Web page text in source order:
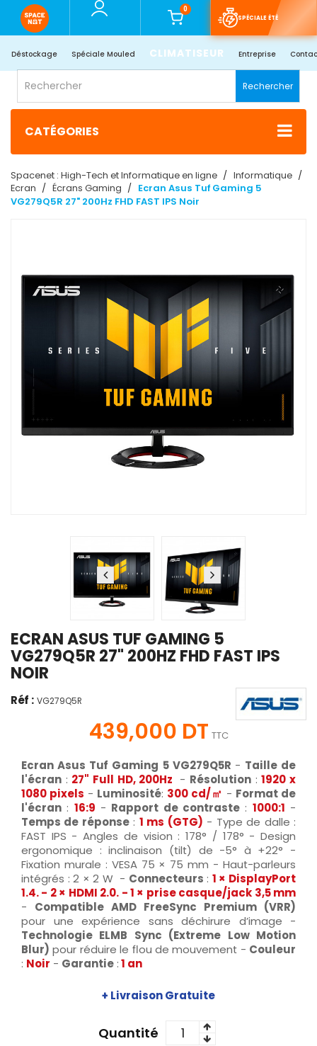
0
SPÉCIALE ÉTÉ
Déstockage Spéciale Mouled CLIMATISEUR Entreprise
Rechercher
CATÉGORIES
Spacenet : High-Tech et Informatique en ligne
Informatique
Ecran
Écrans Gaming
Ecran Asus Tuf Gaming 5
VG279Q5R 27" 200Hz FHD FAST IPS Noir
ECRAN ASUS TUF GAMING 5
VG279Q5R 27" 200HZ FHD FAST IPS
NOIR
Réf : VG279Q5R
439,000 DT TTC
Ecran Asus Tuf Gaming 5 VG279Q5R - Taille de
l'écran : 27" Full HD, 200Hz - Résolution :1920 x
1080 pixels - Luminosité: 300 cd/㎡ - Format de
l'écran : 16:9 - Rapport de contraste : 1000:1 -
Temps de réponse: 1 ms (GTG) - Type de dalle :
FAST IPS - Angles de vision : 178° / 178° - Design
ergonomique : inclinaison (tilt) de -5° à +22° -
Fixation murale : VESA 75 × 75 mm - Haut-parleurs
intégrés : 2 × 2 W - Connecteurs : 1 × DisplayPort
1.4. - 2 × HDMI 2.0. - 1 × prise casque/jack 3,5 mm
- Compatible AMD FreeSync Premium (VRR)
pour une expérience sans déchirure d’image -
Technologie ELMB Sync (Extreme Low Motion
Blur) pour réduire le flou de mouvement - Couleur
: Noir - Garantie :1 an
+ Livraison Gratuite
Quantité